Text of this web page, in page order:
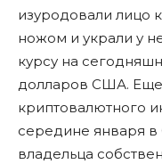
изуродовали лицо
ножом и украли у
курсу на
долларов США.
криптовалютного
середине января в
владельца